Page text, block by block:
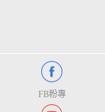
FB粉專